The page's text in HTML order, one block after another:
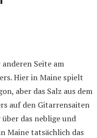
Seite am
Hier in Maine spielt
aber das Salz aus dem
auf den Gitarrensaiten
das neblige und
Maine tatsächlich das